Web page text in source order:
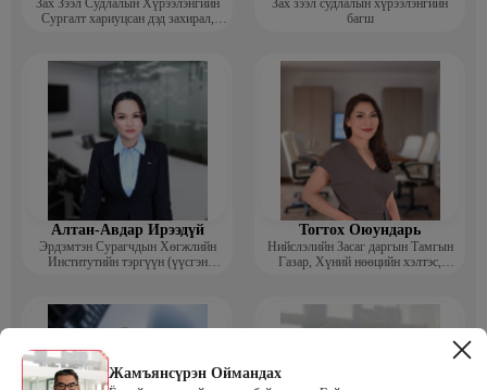
Жамъянсүрэн Оймандах
Зах Зээл Судлалын Хүрээлэнгийн
Сургалт хариуцсан дэд захирал,
Зах зээл судлалын хүрээлэнгийн
багш
Алтан-Авдар Ирээдүй
Эрдэмтэн Сурагчдын Хөгжлийн
Институтийн тэргүүн (үүсгэн
Тогтох Оюундарь
Нийслэлийн Засаг даргын Тамгын
Газар, Хүний нөөцийн хэлтэс,